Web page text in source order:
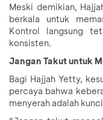
Meski demikian,
berkala untuk
Kontrol langsung
konsisten.
Jangan Takut untuk
Bagi Hajjah Yetty,
percaya bahwa
menyerah adalah